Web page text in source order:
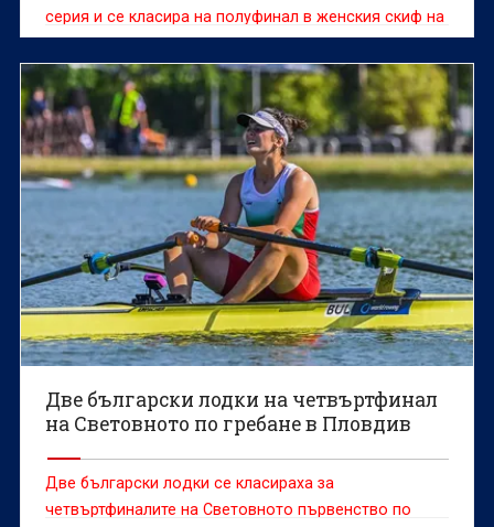
серия и се класира на полуфинал в женския скиф на
Световното първенство по гребане до 19 г. в
Пловдив.
Две български лодки на четвъртфинал
на Световното по гребане в Пловдив
Две български лодки се класираха за
четвъртфиналите на Световното първенство по